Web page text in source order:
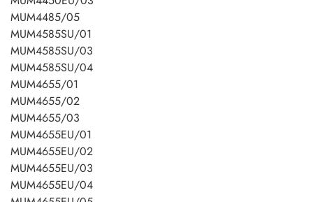
MUM4485/05
MUM4585SU/01
MUM4585SU/03
MUM4585SU/04
MUM4655/01
MUM4655/02
MUM4655/03
MUM4655EU/01
MUM4655EU/02
MUM4655EU/03
MUM4655EU/04